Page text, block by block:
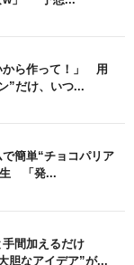
から作って！」 用
”だけ、いつ...
簡単“チョコパリア
生 「発...
間加えるだけ
なアイデア”が...